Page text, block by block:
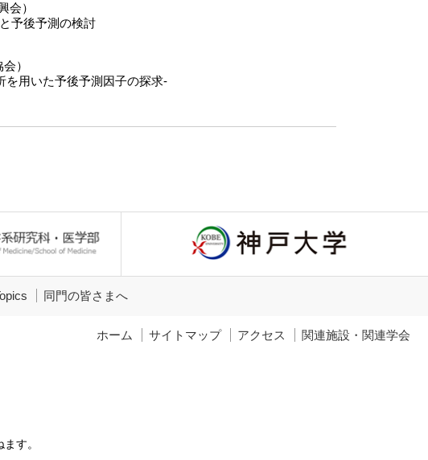
会）
予後予測の検討
）
を用いた予後予測因子の探求-
同門の皆さまへ
す。
ホーム サイトマップ アクセス 関連施設・関連学会